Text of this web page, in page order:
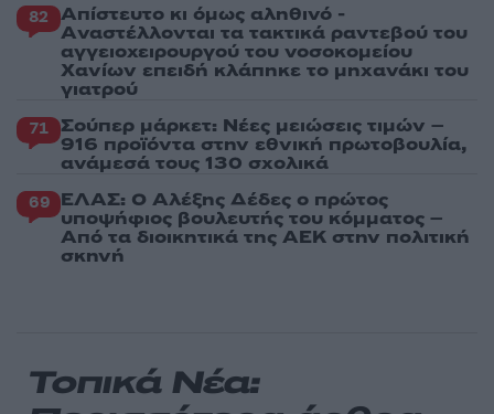
82 Απίστευτο κι όμως αληθινό -
Aναστέλλονται τα τακτικά ραντεβού του
αγγειοχειρουργού του νοσοκομείου
Χανίων επειδή κλάπηκε το μηχανάκι του
γιατρού
71 Σούπερ μάρκετ: Νέες μειώσεις τιμών –
916 προϊόντα στην εθνική πρωτοβουλία,
ανάμεσά τους 130 σχολικά
69 ΕΛΑΣ: Ο Αλέξης Δέδες ο πρώτος
υποψήφιος βουλευτής του κόμματος –
Από τα διοικητικά της ΑΕΚ στην πολιτική
σκηνή
Τοπικά Νέα: